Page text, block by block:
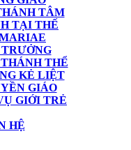
TÂM
TẠI THẾ
THỂ
KẺ LIỆT
GIÁO
GIỚI TRẺ
HỆ